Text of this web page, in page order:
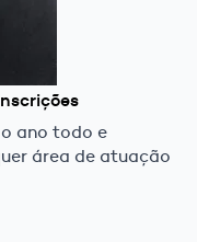
ano todo e
área de atuação